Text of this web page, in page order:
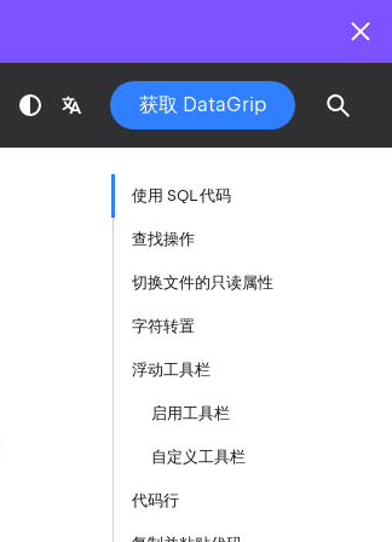
获取 DataGrip
使用 SQL 代码
查找操作
切换文件的只读属性
字符转置
浮动工具栏
启用工具栏
自定义工具栏
代码行